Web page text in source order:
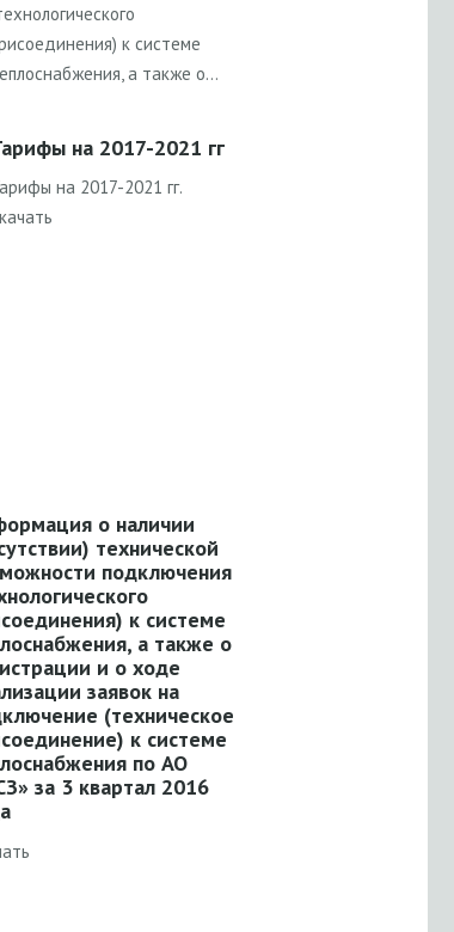
к системе
а также о…
Тарифы на 2017-2021 гг
на 2017-2021 гг.
технической
подключения
к системе
а также о
и о ходе
заявок на
(техническое
к системе
по АО
за 3 квартал 2016